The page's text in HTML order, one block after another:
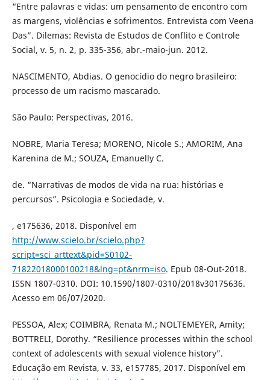
“Entre palavras e vidas: um pensamento de encontro com
as margens, violências e sofrimentos. Entrevista com Veena
Das”. Dilemas: Revista de Estudos de Conflito e Controle
Social, v. 5, n. 2, p. 335-356, abr.-maio-jun. 2012.
NASCIMENTO, Abdias. O genocídio do negro brasileiro:
processo de um racismo mascarado.
São Paulo: Perspectivas, 2016.
NOBRE, Maria Teresa; MORENO, Nicole S.; AMORIM, Ana
Karenina de M.; SOUZA, Emanuelly C.
de. “Narrativas de modos de vida na rua: histórias e
percursos”. Psicologia e Sociedade, v.
, e175636, 2018. Disponível em
http://www.scielo.br/scielo.php?
script=sci_arttext&pid=S0102-
71822018000100218&lng=pt&nrm=iso. Epub 08-Out-2018.
ISSN 1807-0310. DOI: 10.1590/1807-0310/2018v30175636.
Acesso em 06/07/2020.
PESSOA, Alex; COIMBRA, Renata M.; NOLTEMEYER, Amity;
BOTTRELI, Dorothy. “Resilience processes within the school
context of adolescents with sexual violence history”.
Educação em Revista, v. 33, e157785, 2017. Disponível em